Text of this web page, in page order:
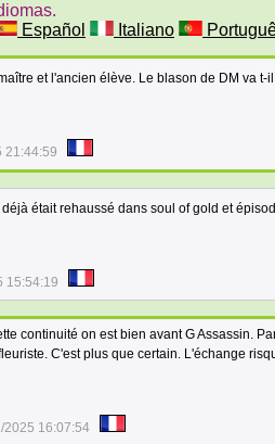
Español Italiano
et l'ancien élève. Le blason de DM va
21:44:59
était rehaussé dans soul of gold et
15:54:19
continuité on est bien avant G Assassin.
C'est plus que certain. L'échange
2025 16:07:54